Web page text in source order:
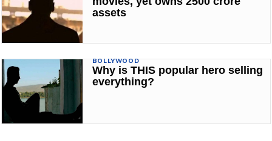
assets
BOLLYWOOD
Why is THIS popular hero selling
everything?